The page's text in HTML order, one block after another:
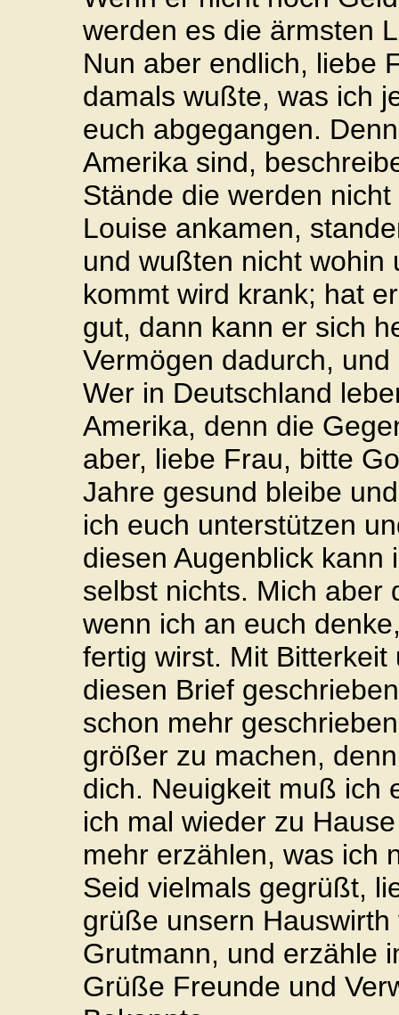
werden es die ärmsten
Nun aber endlich, liebe
damals wußte, was ich
euch abgegangen.
Amerika sind,
Stände die werden
Louise ankamen,
und wußten nicht wohin
kommt wird krank; hat
gut, dann kann er sich
Vermögen dadurch,
Wer in Deutschland
Amerika, denn die
aber, liebe Frau, bitte
Jahre gesund bleibe
ich euch unterstützen
diesen Augenblick kann
selbst nichts. Mich aber
wenn ich an euch
fertig wirst. Mit
diesen Brief
schon mehr
größer zu machen,
dich. Neuigkeit muß ich
ich mal wieder zu
mehr erzählen, was ich
Seid vielmals gegrüßt,
grüße unsern
Grutmann, und erzähle
Grüße Freunde und